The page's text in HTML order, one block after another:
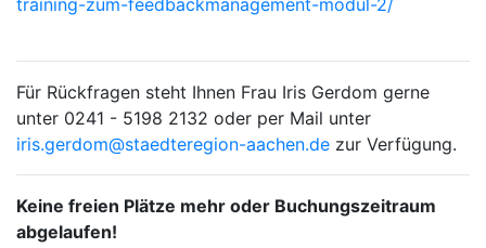
training-zum-feedbackmanagement-modul-2/
Für Rückfragen steht Ihnen Frau Iris Gerdom gerne
unter 0241 - 5198 2132 oder per Mail unter
iris.gerdom@staedteregion-aachen.de zur Verfügung.
Keine freien Plätze mehr oder Buchungszeitraum
abgelaufen!